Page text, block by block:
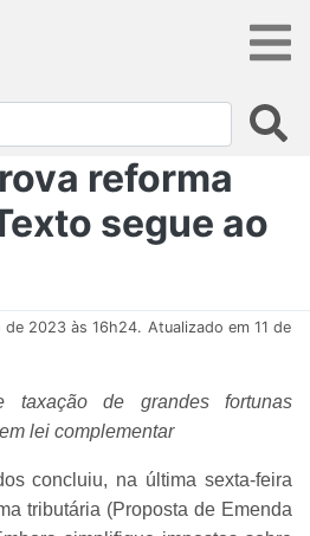
reforma
segue ao
de 2023 às 16h24. Atualizado em 11 de
taxação de grandes fortunas
lei complementar
concluiu, na última sexta-feira
tributária (Proposta de Emenda